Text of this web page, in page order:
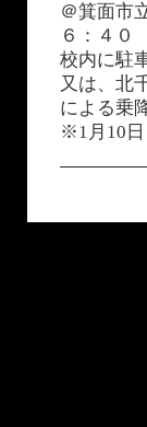
＠箕面市
６：４
校内に駐
又は、北
による乗
※1月10